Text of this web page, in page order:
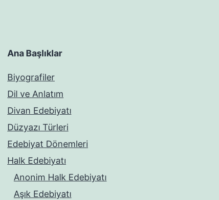
Ana Başlıklar
Biyografiler
Dil ve Anlatım
Divan Edebiyatı
Düzyazı Türleri
Edebiyat Dönemleri
Halk Edebiyatı
Anonim Halk Edebiyatı
Aşık Edebiyatı